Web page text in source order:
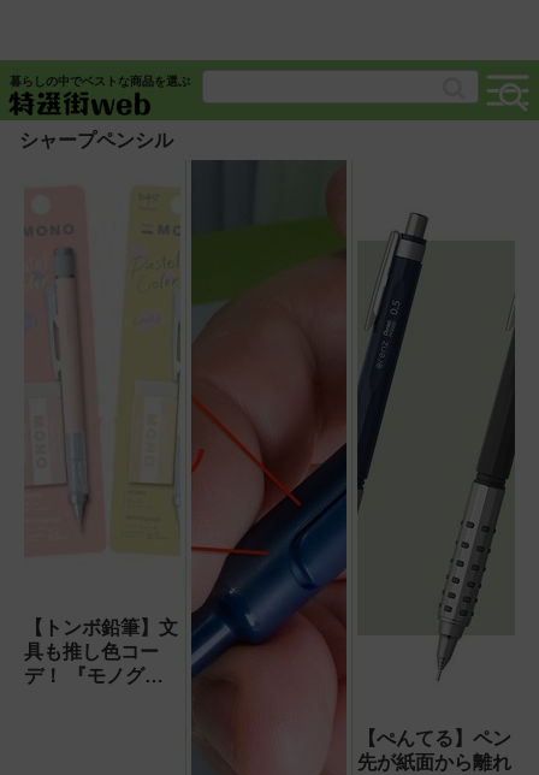
暮らしの中でベストな商品を選ぶ
シャープペンシル
【トンボ鉛筆】文
具も推し色コー
デ！ 『モノグラ
【ぺんてる】ペン
先が紙面から離れ